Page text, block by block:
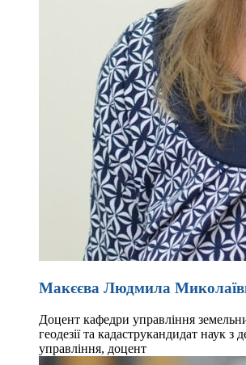
Макєєва Людмила
Доцент кафедри управління
геодезії та кадаструкандидат наук з
управління, доцент